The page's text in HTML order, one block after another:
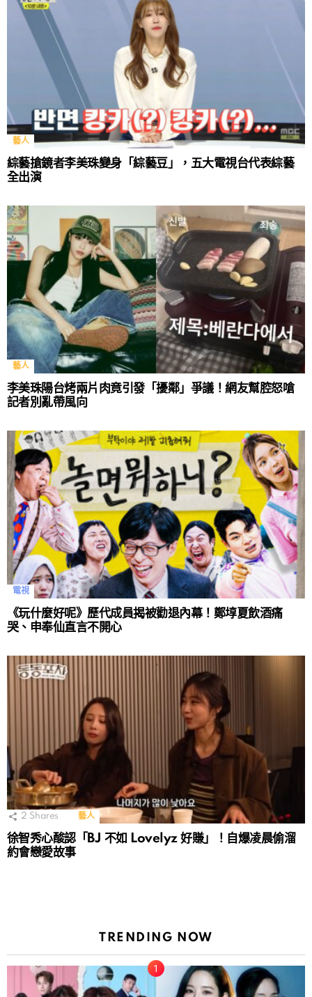
藝人
綜藝搶鏡者李美珠變身「綜藝豆」，五大電視台代表綜藝
全出演
藝人
李美珠陽台烤兩片肉竟引發「擾鄰」爭議！網友幫腔怒嗆
記者別亂帶風向
電視
《玩什麼好呢》歷代成員揭被勸退內幕！鄭埻夏飲酒痛
哭、申奉仙直言不開心
2 Shares 藝人
徐智秀心酸認「BJ 不如 Lovelyz 好賺」！自爆凌晨偷溜
約會戀愛故事
TRENDING NOW